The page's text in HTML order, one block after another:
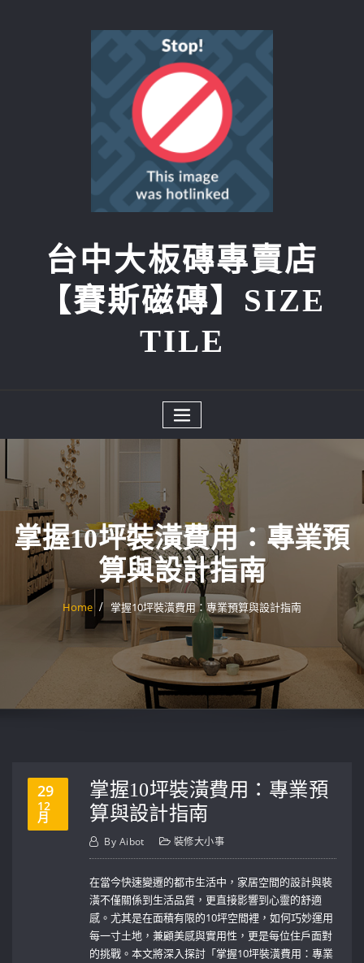
台中大板磚專賣店
【賽斯磁磚】SIZE
TILE
掌握10坪裝潢費用：專業預
算與設計指南
Home 掌握10坪裝潢費用：專業預算與設計指南
29
12
月
掌握10坪裝潢費用：專業預
算與設計指南
By Aibot 裝修大小事
在當今快速變遷的都市生活中，家居空間的設計與裝
潢不僅關係到生活品質，更直接影響到心靈的舒適
感。尤其是在面積有限的10坪空間裡，如何巧妙運用
每一寸土地，兼顧美感與實用性，更是每位住戶面對
的挑戰。本文將深入探討「掌握10坪裝潢費用：專業